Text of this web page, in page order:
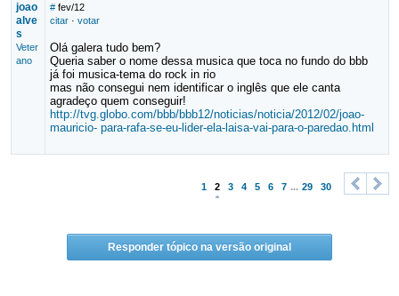
joao
alve
s
Veter
ano
# fev/12
citar· votar
Olá galera tudo bem?
Queria saber o nome dessa musica que toca no fundo do bbb
já foi musica-tema do rock in rio
mas não consegui nem identificar o inglês que ele canta
agradeço quem conseguir!
http://tvg.globo.com/bbb/bbb12/noticias/noticia/2012/02/joao-
mauricio- para-rafa-se-eu-lider-ela-laisa-vai-para-o-paredao.html
1 2 3 4 5 6 7 ... 29 30
< >
Responder tópico na versão original